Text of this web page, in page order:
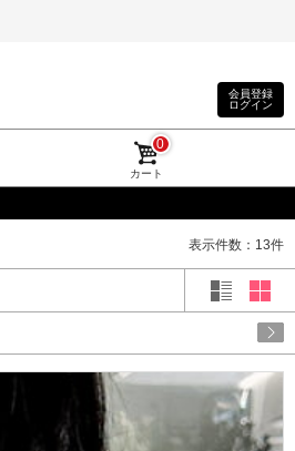
会員登録
ログイン
カート
0
表示件数：13件